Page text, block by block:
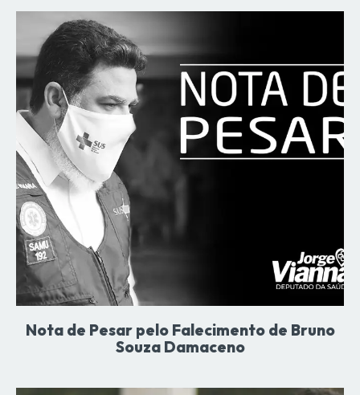
Nota de Pesar pelo Falecimento de Bruno
Souza Damaceno